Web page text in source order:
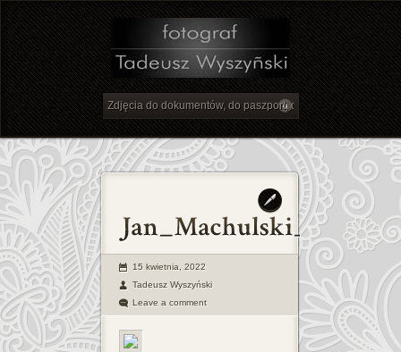
15 kwietnia, 2022
Tadeusz Wyszyński
Leave a comment